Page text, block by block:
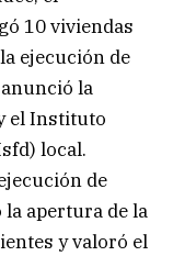
10 viviendas
ejecución de
la
el Instituto
local.
de
apertura de la
y valoró el